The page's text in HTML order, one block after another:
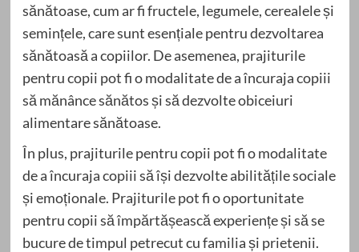
sănătoase, cum ar fi fructele, legumele, cerealele și
semințele, care sunt esențiale pentru dezvoltarea
sănătoasă a copiilor. De asemenea, prajiturile
pentru copii pot fi o modalitate de a încuraja copiii
să mănânce sănătos și să dezvolte obiceiuri
alimentare sănătoase.
În plus, prajiturile pentru copii pot fi o modalitate
de a încuraja copiii să își dezvolte abilitățile sociale
și emoționale. Prajiturile pot fi o oportunitate
pentru copii să împărtășească experiențe și să se
bucure de timpul petrecut cu familia și prietenii.